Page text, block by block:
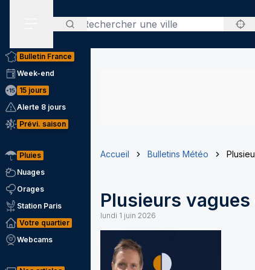
Rechercher
Bulletin France
Week-end
15 jours
Alerte 8 jours
Prévi. saison
Pluies
Nuages
Orages
Station Paris
Votre quartier
Webcams
Accueil Bulletins Météo
Plusieurs
lundi 1 juin 2026